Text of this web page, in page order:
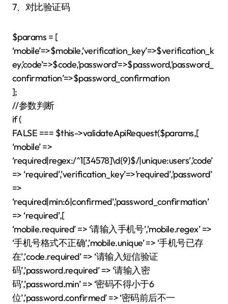
7、对比验证码
$params = [
‘mobile’=>$mobile,’verification_key’=>$verification_k
ey,’code’=>$code,’password’=>$password,’password_
confirmation’=>$password_confirmation
];
//参数判断
if (
FALSE === $this->validateApiRequest($params,[
‘mobile’ =>
‘required|regex:/^1[34578]\d{9}$/|unique:users’,’code’
=> ‘required’,’verification_key’=>’required’,’password’
=>
‘required|min:6|confirmed’,’password_confirmation’
=> ‘required’,[
‘mobile.required’ => ‘请输入手机号’,’mobile.regex’ =>
‘手机号格式不正确’,’mobile.unique’ => ‘手机号已存
在’,’code.required’ => ‘请输入短信验证
码’,’password.required’ => ‘请输入密
码’,’password.min’ => ‘密码不得小于6
位’,’password.confirmed’ => ‘密码前后不一